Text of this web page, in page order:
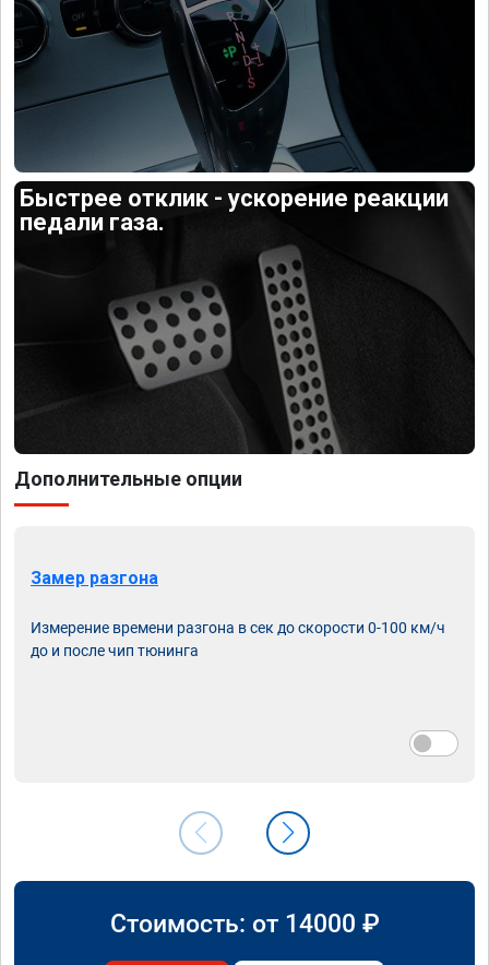
Быстрее отклик - ускорение реакции
педали газа.
Дополнительные опции
Замер разгона
Измерение времени разгона в сек до скорости 0-100 км/ч
до и после чип тюнинга
Стоимость: от 14000 ₽